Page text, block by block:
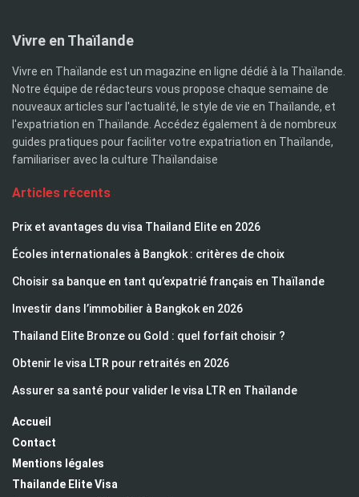
Vivre en Thaïlande
Vivre en Thaïlande est un magazine en ligne dédié à la Thaïlande.
Notre équipe de rédacteurs vous propose chaque semaine de
nouveaux articles sur l'actualité, le style de vie en Thaïlande, et
l'expatriation en Thaïlande. Accédez également à de nombreux
guides pratiques pour faciliter votre expatriation en Thaïlande,
familiariser avec la culture Thaïlandaise
Articles récents
Prix et avantages du visa Thailand Elite en 2026
Écoles internationales à Bangkok : critères de choix
Choisir sa banque en tant qu’expatrié français en Thaïlande
Investir dans l’immobilier à Bangkok en 2026
Thailand Elite Bronze ou Gold : quel forfait choisir ?
Obtenir le visa LTR pour retraités en 2026
Assurer sa santé pour valider le visa LTR en Thaïlande
Accueil
Contact
Mentions légales
Thailande Elite Visa